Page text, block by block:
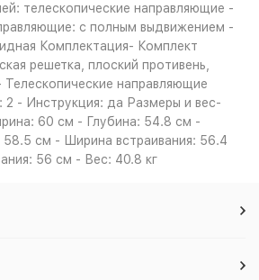
телескопические направляющие -
с полным выдвижением -
Комплектация- Комплект
решетка, плоский противень,
Телескопические направляющие
2 - Инструкция: да Размеры и вес-
60 см - Глубина: 54.8 см -
58.5 см - Ширина встраивания: 56.4
56 см - Вес: 40.8 кг